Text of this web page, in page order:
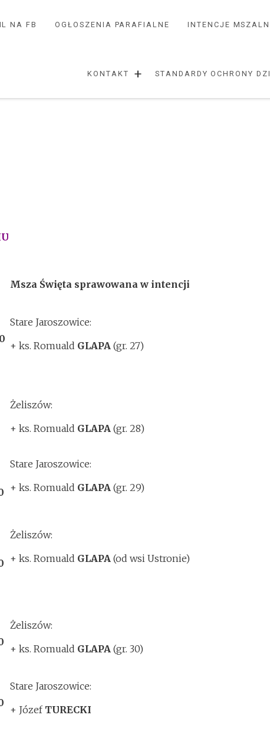
NA FB OGŁOSZENIA PARAFIALNE INTENCJE
KONTAKT + STANDARDY OCHRONY
Msza Święta sprawowana w intencji
Stare Jaroszowice:
+ ks. Romuald GLAPA(gr. 27)
Żeliszów:
+ ks. Romuald GLAPA(gr. 28)
Stare Jaroszowice:
+ ks. Romuald GLAPA(gr. 29)
Żeliszów:
+ ks. Romuald GLAPA(od wsi Ustronie)
Żeliszów:
+ ks. Romuald GLAPA(gr. 30)
Stare Jaroszowice:
+ Józef TURECKI